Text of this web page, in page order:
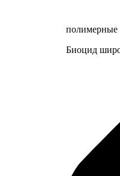
полимерные
Биоцид